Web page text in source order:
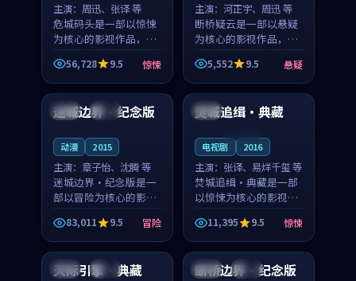
主演： 周迅、张译 等
危城码头是一部以惊悚
为核心的影视作品，围
绕危机、反转与人物成
长展开，整体节奏紧
凑，值得推荐观看。
56,728 9.5 惊悚
主演： 河正宇、周迅 等
断桥疑云是一部以悬疑
为核心的影视作品，围
绕危机、反转与人物成
长展开，整体节奏紧
凑，值得推荐观看。
5,552 9.5 悬疑
韩国 热播
迷城边界·纪念版
动漫 2015
主演： 章子怡、沈腾 等
迷城边界·纪念版是一
部以冒险为核心的影视
作品，围绕危机、反转
与人物成长展开，整体
节奏紧凑，值得推荐观
看。
83,011 9.5 冒险
泰国
焚城追缉·典藏
电视剧 2016
主演： 张译、易烊千玺 等
焚城追缉·典藏是一部
以惊悚为核心的影视作
品，围绕危机、反转与
人物成长展开，整体节
奏紧凑，值得推荐观
看。
11,395 9.5 惊悚
泰国 杜比
天际引擎·典藏 中国 独播
断桥边界·纪念版